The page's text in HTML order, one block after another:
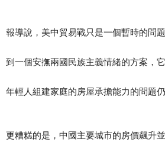
報導說，美中貿易戰只是一個暫時的問
到一個安撫兩國民族主義情緒的方案，
年輕人組建家庭的房屋承擔能力的問題仍
更糟糕的是，中國主要城市的房價飆升